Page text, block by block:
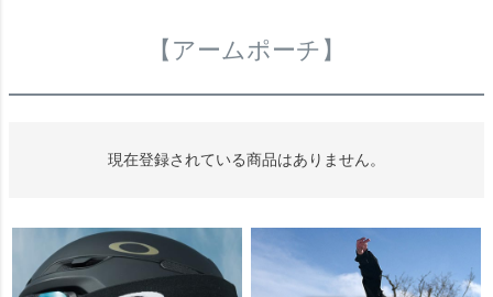
【アームポーチ】
現在登録されている商品はありません。